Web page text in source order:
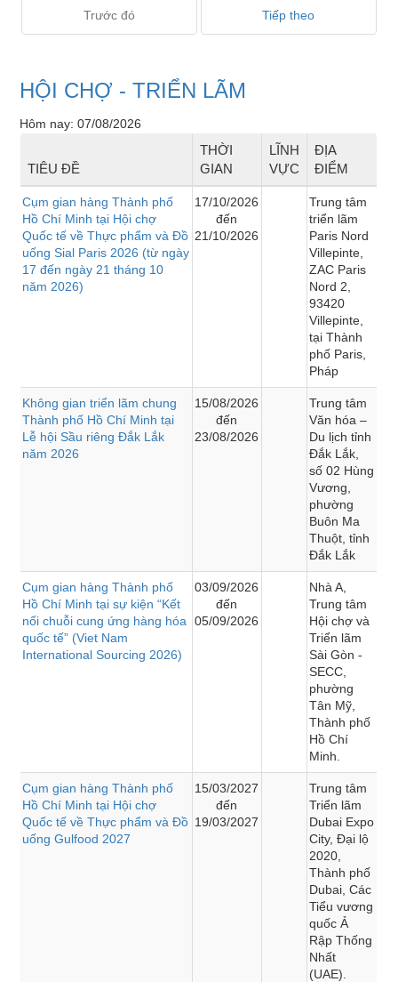
Trước đó Tiếp theo
HỘI CHỢ - TRIỂN LÃM
Hôm nay: 07/08/2026
TIÊU ĐỀ
THỜI
GIAN
LĨNH
VỰC
ĐỊA
ĐIỂM
Cụm gian hàng Thành phố
Hồ Chí Minh tại Hội chợ
Quốc tế về Thực phẩm và Đồ
uống Sial Paris 2026 (từ ngày
17 đến ngày 21 tháng 10
năm 2026)
17/10/2026
đến
21/10/2026
Trung tâm
triển lãm
Paris Nord
Villepinte,
ZAC Paris
Nord 2,
93420
Villepinte,
tại Thành
phố Paris,
Pháp
Không gian triển lãm chung
Thành phố Hồ Chí Minh tại
Lễ hội Sầu riêng Đắk Lắk
năm 2026
15/08/2026
đến
23/08/2026
Trung tâm
Văn hóa –
Du lịch tỉnh
Đắk Lắk,
số 02 Hùng
Vương,
phường
Buôn Ma
Thuột, tỉnh
Đắk Lắk
Cụm gian hàng Thành phố
Hồ Chí Minh tại sự kiện “Kết
nối chuỗi cung ứng hàng hóa
quốc tế” (Viet Nam
International Sourcing 2026)
03/09/2026
đến
05/09/2026
Nhà A,
Trung tâm
Hội chợ và
Triển lãm
Sài Gòn -
SECC,
phường
Tân Mỹ,
Thành phố
Hồ Chí
Minh.
Cụm gian hàng Thành phố
Hồ Chí Minh tại Hội chợ
Quốc tế về Thực phẩm và Đồ
uống Gulfood 2027
15/03/2027
đến
19/03/2027
Trung tâm
Triển lãm
Dubai Expo
City, Đại lộ
2020,
Thành phố
Dubai, Các
Tiểu vương
quốc Ả
Rập Thống
Nhất
(UAE).